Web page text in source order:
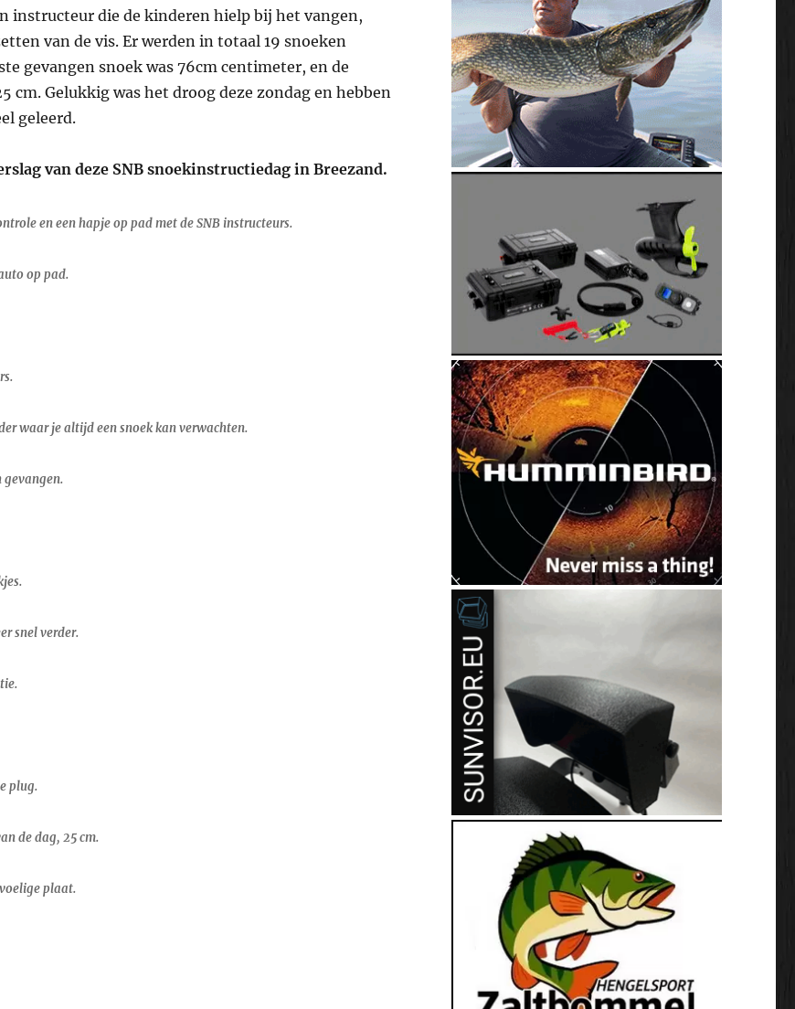
instructeur die de kinderen hielp bij het vangen,
van de vis. Er werden in totaal 19 snoeken
gevangen snoek was 76cm centimeter, en de
cm. Gelukkig was het droog deze zondag en hebben
geleerd.
van deze SNB snoekinstructiedag in Breezand.
en een hapje op pad met de SNB instructeurs.
op pad.
waar je altijd een snoek kan verwachten.
gevangen.
snel verder.
plug.
de dag, 25 cm.
plaat.